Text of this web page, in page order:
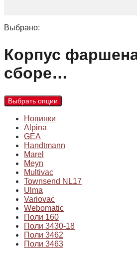
Выбрано:
Корпус
сборе…
Выбрать опции
Новинки
Alpina
GEA
Handtmann
Marel
Meyn
Multivac
Townsend NL17
Ulma
Variovac
Webomatic
Поли 160
Поли 3430-18
Поли 3462
Поли 3463